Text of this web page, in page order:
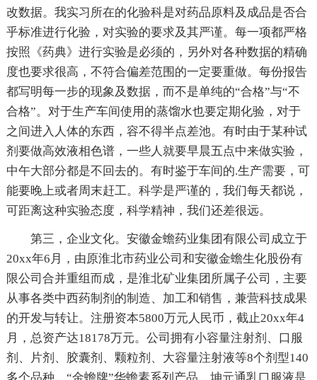
改数据。我实习所在的化验科是对药品原料及成品是否合
乎标准进行化验，对实验的要求及其严谨。每一项都严格
按照《药典》进行实验是必须的，另外对各种数据的精确
度也要求很高，不符合偏差范围的一定要重做。每份报告
都写明每一步的现象及数据，而不是单纯的“合格”与“不
合格”。对于生产车间使用的蒸馏水也要定期化验，对于
之间进入人体的东西，容不得半点差池。有时由于某种试
剂要做高效液相色谱，一些人就要早晨五点中来做实验，
中午大部分都是不回去的。有时鉴于车间的.生产需要，可
能要晚上或者周末赶工。科学是严谨的，我们每天都说，
可距离这种实验态度，科学精神，我们还差很远。
第三，企业文化。安徽金蟾药业集团有限公司成立于
20xx年6月，由原淮北市药业公司和安徽金蟾生化股份有
限公司合并重组而成，是淮北矿业集团所属子公司，主要
从事各类中西药制剂的制造、加工和销售，兼营科技成果
的开发与转让。注册资本5800万元人民币，截止20xx年4
月，总资产达18178万元。公司拥有小容量注射剂、口服
剂、片剂、胶囊剂、颗粒剂、大容量注射液等8个剂型140